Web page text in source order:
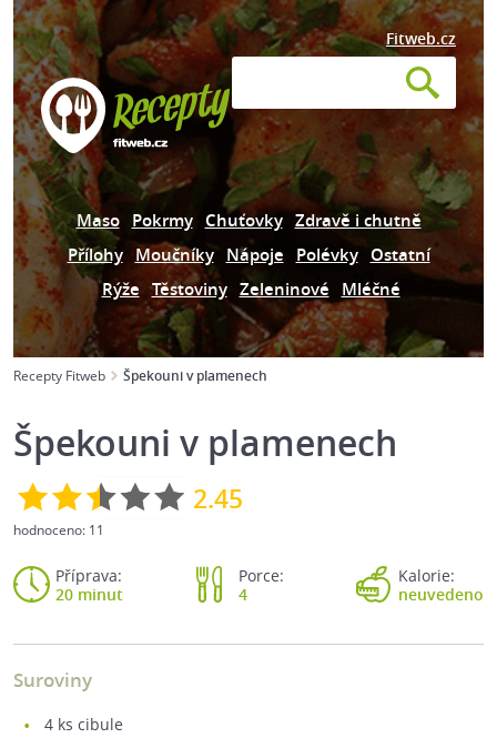
Fitweb.cz
Maso Pokrmy Chuťovky Zdravě i chutně
Přílohy Moučníky Nápoje Polévky Ostatní
Rýže Těstoviny Zeleninové Mléčné
Recepty Fitweb Špekouni v plamenech
Špekouni v plamenech
2.45
hodnoceno: 11
Příprava:
20 minut
Porce:
4
Kalorie:
neuvedeno
Suroviny
4 ks cibule